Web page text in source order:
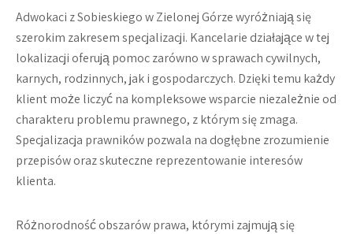
Adwokaci z Sobieskiego w Zielonej Górze wyróżniają się
szerokim zakresem specjalizacji. Kancelarie działające w tej
lokalizacji oferują pomoc zarówno w sprawach cywilnych,
karnych, rodzinnych, jak i gospodarczych. Dzięki temu każdy
klient może liczyć na kompleksowe wsparcie niezależnie od
charakteru problemu prawnego, z którym się zmaga.
Specjalizacja prawników pozwala na dogłębne zrozumienie
przepisów oraz skuteczne reprezentowanie interesów
klienta.
Różnorodność obszarów prawa, którymi zajmują się